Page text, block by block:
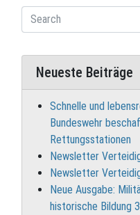
Neueste Beiträge
Schnelle und
Bundeswehr
Rettungsstationen
Newsletter
Newsletter
Neue Ausgabe:
historische Bildung